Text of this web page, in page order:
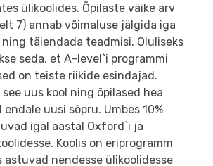
ülikoolides. Õpilaste väike arv
7) annab võimaluse jälgida iga
täiendada teadmisi. Oluliseks
seda, et A-level`i programmi
on teiste riikide esindajad.
see uus kool ning õpilased hea
uusi sõpru. Umbes 10%
igal aastal Oxford`i ja
Koolis on eriprogramm
nendesse ülikoolidesse